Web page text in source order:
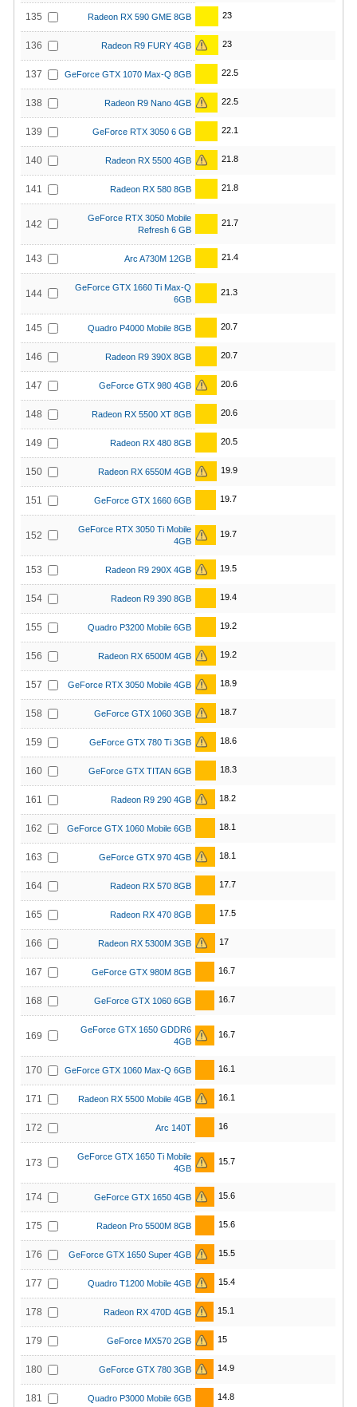
135 Radeon RX 590 GME 8GB 23
136 Radeon R9 FURY 4GB 23
137 GeForce GTX 1070 Max-Q 8GB 22.5
138 Radeon R9 Nano 4GB 22.5
139 GeForce RTX 3050 6 GB 22.1
140 Radeon RX 5500 4GB 21.8
141 Radeon RX 580 8GB 21.8
142
GeForce RTX 3050 Mobile
Refresh 6 GB
21.7
143 Arc A730M 12GB 21.4
144
GeForce GTX 1660 Ti Max-Q
6GB
21.3
145 Quadro P4000 Mobile 8GB 20.7
146 Radeon R9 390X 8GB 20.7
147 GeForce GTX 980 4GB 20.6
148 Radeon RX 5500 XT 8GB 20.6
149 Radeon RX 480 8GB 20.5
150 Radeon RX 6550M 4GB 19.9
151 GeForce GTX 1660 6GB 19.7
152
GeForce RTX 3050 Ti Mobile
4GB
19.7
153 Radeon R9 290X 4GB 19.5
154 Radeon R9 390 8GB 19.4
155 Quadro P3200 Mobile 6GB 19.2
156 Radeon RX 6500M 4GB 19.2
157 GeForce RTX 3050 Mobile 4GB 18.9
158 GeForce GTX 1060 3GB 18.7
159 GeForce GTX 780 Ti 3GB 18.6
160 GeForce GTX TITAN 6GB 18.3
161 Radeon R9 290 4GB 18.2
162 GeForce GTX 1060 Mobile 6GB 18.1
163 GeForce GTX 970 4GB 18.1
164 Radeon RX 570 8GB 17.7
165 Radeon RX 470 8GB 17.5
166 Radeon RX 5300M 3GB 17
167 GeForce GTX 980M 8GB 16.7
168 GeForce GTX 1060 6GB 16.7
169
GeForce GTX 1650 GDDR6
4GB
16.7
170 GeForce GTX 1060 Max-Q 6GB 16.1
171 Radeon RX 5500 Mobile 4GB 16.1
172 Arc 140T 16
173
GeForce GTX 1650 Ti Mobile
4GB
15.7
174 GeForce GTX 1650 4GB 15.6
175 Radeon Pro 5500M 8GB 15.6
176 GeForce GTX 1650 Super 4GB 15.5
177 Quadro T1200 Mobile 4GB 15.4
178 Radeon RX 470D 4GB 15.1
179 GeForce MX570 2GB 15
180 GeForce GTX 780 3GB 14.9
181 Quadro P3000 Mobile 6GB 14.8